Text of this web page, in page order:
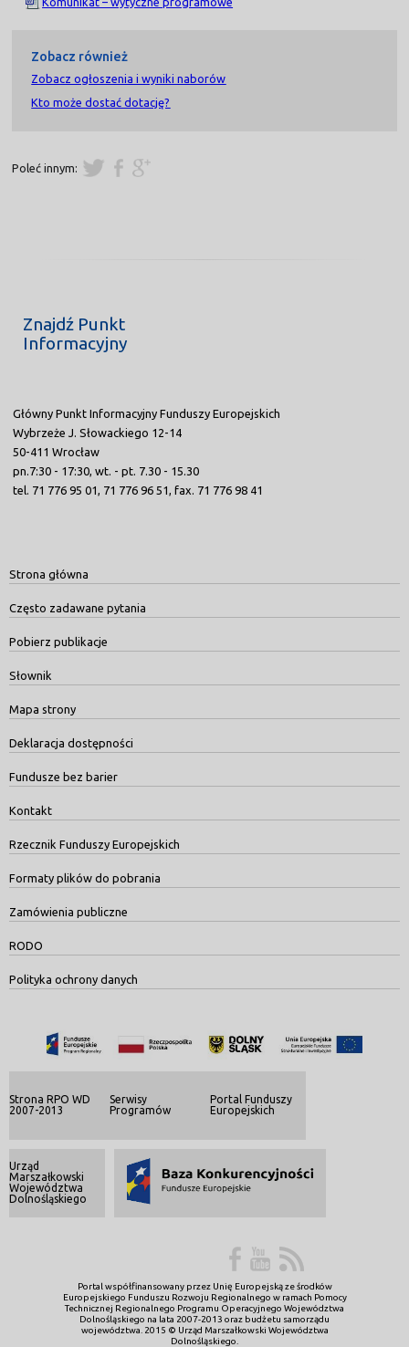
Zobacz również
Zobacz ogłoszenia i wyniki naborów
Kto może dostać dotację?
Poleć innym:
Znajdź Punkt
Informacyjny
Główny Punkt Informacyjny Funduszy Europejskich
Wybrzeże J. Słowackiego 12-14
50-411 Wrocław
pn.7:30 - 17:30, wt. - pt. 7.30 - 15.30
tel. 71 776 95 01, 71 776 96 51, fax. 71 776 98 41
Strona główna
Często zadawane pytania
Pobierz publikacje
Słownik
Mapa strony
Deklaracja dostępności
Fundusze bez barier
Kontakt
Rzecznik Funduszy Europejskich
Formaty plików do pobrania
Zamówienia publiczne
RODO
Polityka ochrony danych
Strona RPO WD
2007-2013
Serwisy
Programów
Portal Funduszy
Europejskich
Urząd
Marszałkowski
Województwa
Dolnośląskiego
Portal współfinansowany przez Unię Europejską ze środków
Europejskiego Funduszu Rozwoju Regionalnego w ramach Pomocy
Technicznej Regionalnego Programu Operacyjnego Województwa
Dolnośląskiego na lata 2007-2013 oraz budżetu samorządu
województwa. 2015 © Urząd Marszałkowski Województwa
Dolnośląskiego.